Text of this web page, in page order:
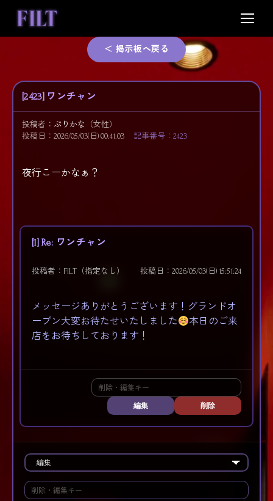
content
＜ 掲示板へ戻る
[2423] ワンチャン
投稿者： ぷりかな
（女性）
投稿日：2026/05/03(日) 00:41:03
記事番号：2423
夜行こーかなぁ？
[1] Re: ワンチャン
投稿者：FILT（指定なし） 投稿日：2026/05/03(日) 15:51:24
メッセージありがとうございます！グランドオ
ープン大変お待たせいたしました
本日のご来
店をお待ちしております！
編集 削除